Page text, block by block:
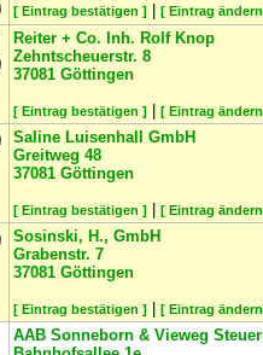
[ Eintrag bestätigen ] [ Eintrag
Reiter + Co. Inh. Rolf Knop
Zehntscheuerstr. 8
37081 Göttingen
[ Eintrag bestätigen ] [ Eintrag
Saline Luisenhall GmbH
Greitweg 48
37081 Göttingen
[ Eintrag bestätigen ] [ Eintrag
Sosinski, H., GmbH
Grabenstr. 7
37081 Göttingen
[ Eintrag bestätigen ] [ Eintrag
AAB Sonneborn & Vieweg